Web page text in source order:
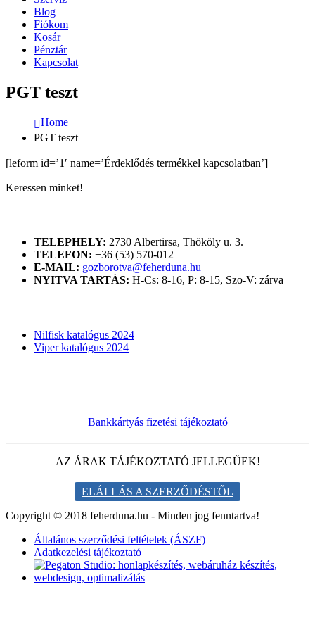
Blog
Fiókom
Kosár
Pénztár
Kapcsolat
PGT teszt
Home
PGT teszt
[leform id=’1′ name=’Érdeklődés termékkel kapcsolatban’]
Keressen minket!
TELEPHELY: 2730 Albertirsa, Thököly u. 3.
TELEFON: +36 (53) 570-012
E-MAIL: gozborotva@feherduna.hu
NYITVA TARTÁS: H-Cs: 8-16, P: 8-15, Szo-V: zárva
Nilfisk katalógus 2024
Viper katalógus 2024
Bankkártyás fizetési tájékoztató
AZ ÁRAK TÁJÉKOZTATÓ JELLEGŰEK!
ELÁLLÁS A SZERZŐDÉSTŐL
Copyright © 2018 feherduna.hu - Minden jog fenntartva!
Általános szerződési feltételek (ÁSZF)
Adatkezelési tájékoztató